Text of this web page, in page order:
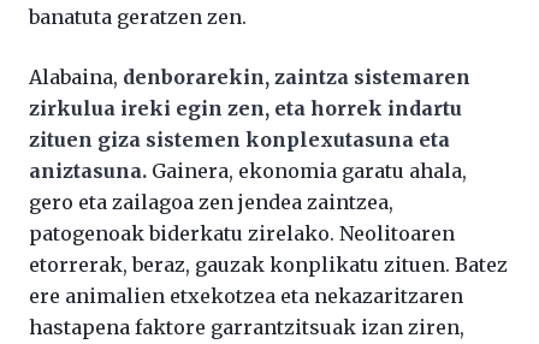
banatuta geratzen zen.
Alabaina, denborarekin, zaintza sistemaren
zirkulua ireki egin zen, eta horrek indartu
zituen giza sistemen konplexutasuna eta
aniztasuna. Gainera, ekonomia garatu ahala,
gero eta zailagoa zen jendea zaintzea,
patogenoak biderkatu zirelako. Neolitoaren
etorrerak, beraz, gauzak konplikatu zituen. Batez
ere animalien etxekotzea eta nekazaritzaren
hastapena faktore garrantzitsuak izan ziren,